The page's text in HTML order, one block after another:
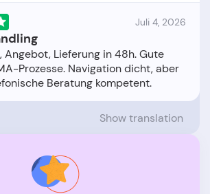
Juli 4, 2026
Angebot, Lieferung in 48h. Gute
Prozesse. Navigation dicht, aber
Show translation